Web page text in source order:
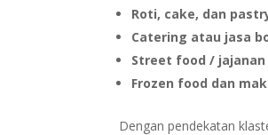
Roti, cake, dan
Catering atau jasa
Street food /
Frozen food dan
Dengan pendekatan